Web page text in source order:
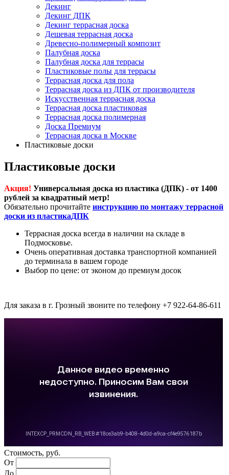
Декинг
Декинг ДПК
Декинг террасная доска
Дешевая террасная доска
Древесно-полимерный композит
Палубная доска
Палубная доска для террасы
Пластиковые полы для террасы
Террасная доска для пола
Террасная доска из ДПК от производителя
Искусственная террасная доска
Террасная доска пластиковая
Террасная доска полимерная
Доска Премиум
Террасная доска в Москве
Пластиковые доски
Пластиковые доски
Акция! Универсальная доска из пластика (ДПК) - от 1400
рублей за квадратный метр!
Обязательно прочитайте инструкцию по монтажу террасной
доски из пластикаДПК
Террасная доска всегда в наличии на складе в
Подмосковье.
Очень оперативная доставка транспортной компанией
до терминала в вашем городе
Выбор по цене: от эконом до премиум досок
Для заказа в г. Грозный звоните по телефону +7 922-64-86-611
Стоимость, руб.
От
До